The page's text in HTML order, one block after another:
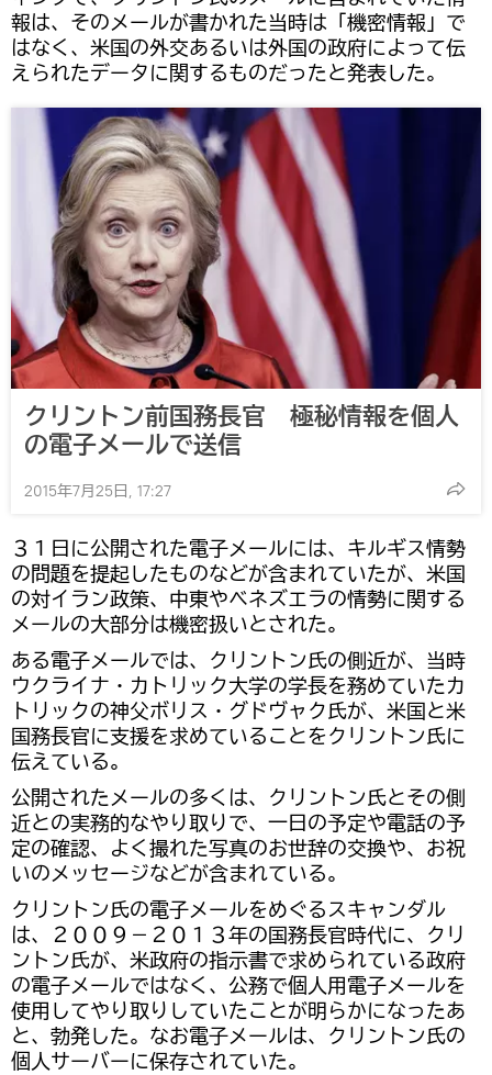
報は、そのメールが書かれた当時は「機密情報」で
はなく、米国の外交あるいは外国の政府によって伝
えられたデータに関するものだったと発表した。
クリントン前国務長官 極秘情報を個人
の電子メールで送信
2015年7月25日, 17:27
３１日に公開された電子メールには、キルギス情勢
の問題を提起したものなどが含まれていたが、米国
の対イラン政策、中東やベネズエラの情勢に関する
メールの大部分は機密扱いとされた。
ある電子メールでは、クリントン氏の側近が、当時
ウクライナ・カトリック大学の学長を務めていたカ
トリックの神父ボリス・グドヴャク氏が、米国と米
国務長官に支援を求めていることをクリントン氏に
伝えている。
公開されたメールの多くは、クリントン氏とその側
近との実務的なやり取りで、一日の予定や電話の予
定の確認、よく撮れた写真のお世辞の交換や、お祝
いのメッセージなどが含まれている。
クリントン氏の電子メールをめぐるスキャンダル
は、２００９－２０１３年の国務長官時代に、クリ
ントン氏が、米政府の指示書で求められている政府
の電子メールではなく、公務で個人用電子メールを
使用してやり取りしていたことが明らかになったあ
と、勃発した。なお電子メールは、クリントン氏の
個人サーバーに保存されていた。